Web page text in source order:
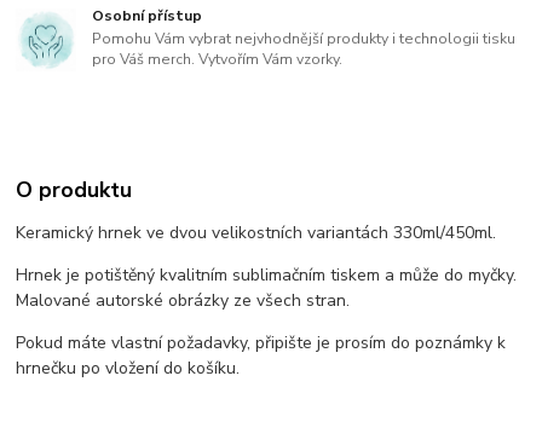
Osobní přístup
Pomohu Vám vybrat nejvhodnější produkty i technologii tisku
pro Váš merch. Vytvořím Vám vzorky.
O produktu
Keramický hrnek ve dvou velikostních variantách 330ml/450ml.
Hrnek je potištěný kvalitním sublimačním tiskem a může do myčky.
Malované autorské obrázky ze všech stran.
Pokud máte vlastní požadavky, připište je prosím do poznámky k
hrnečku po vložení do košíku.